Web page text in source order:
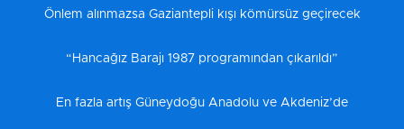
Önlem alınmazsa Gaziantepli kışı kömürsüz geçirecek
“Hancağız Barajı 1987 programından çıkarıldı”
En fazla artış Güneydoğu Anadolu ve Akdeniz’de